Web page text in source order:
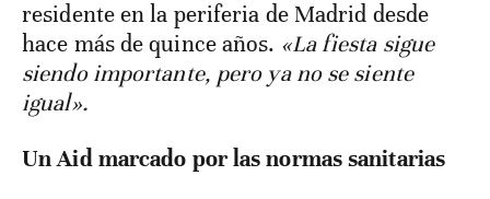
residente en la periferia de Madrid desde
hace más de quince años. «La fiesta sigue
siendo importante, pero ya no se siente
igual».
Un Aid marcado por las normas sanitarias